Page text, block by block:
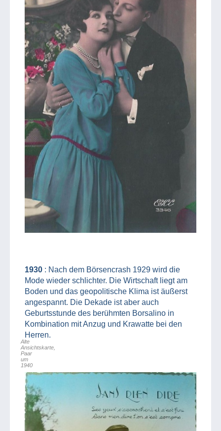
1930 : Nach dem Börsencrash 1929 wird die
Mode wieder schlichter. Die Wirtschaft liegt am
Boden und das geopolitische Klima ist äußerst
angespannt. Die Dekade ist aber auch
Geburtsstunde des berühmten Borsalino in
Kombination mit Anzug und Krawatte bei den
Herren.
Alte
Ansichtskarte,
Paar
um
1940